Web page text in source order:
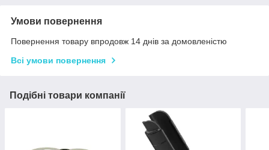
Умови повернення
Повернення товару впродовж 14 днів за домовленістю
Всі умови повернення
Подібні товари компанії